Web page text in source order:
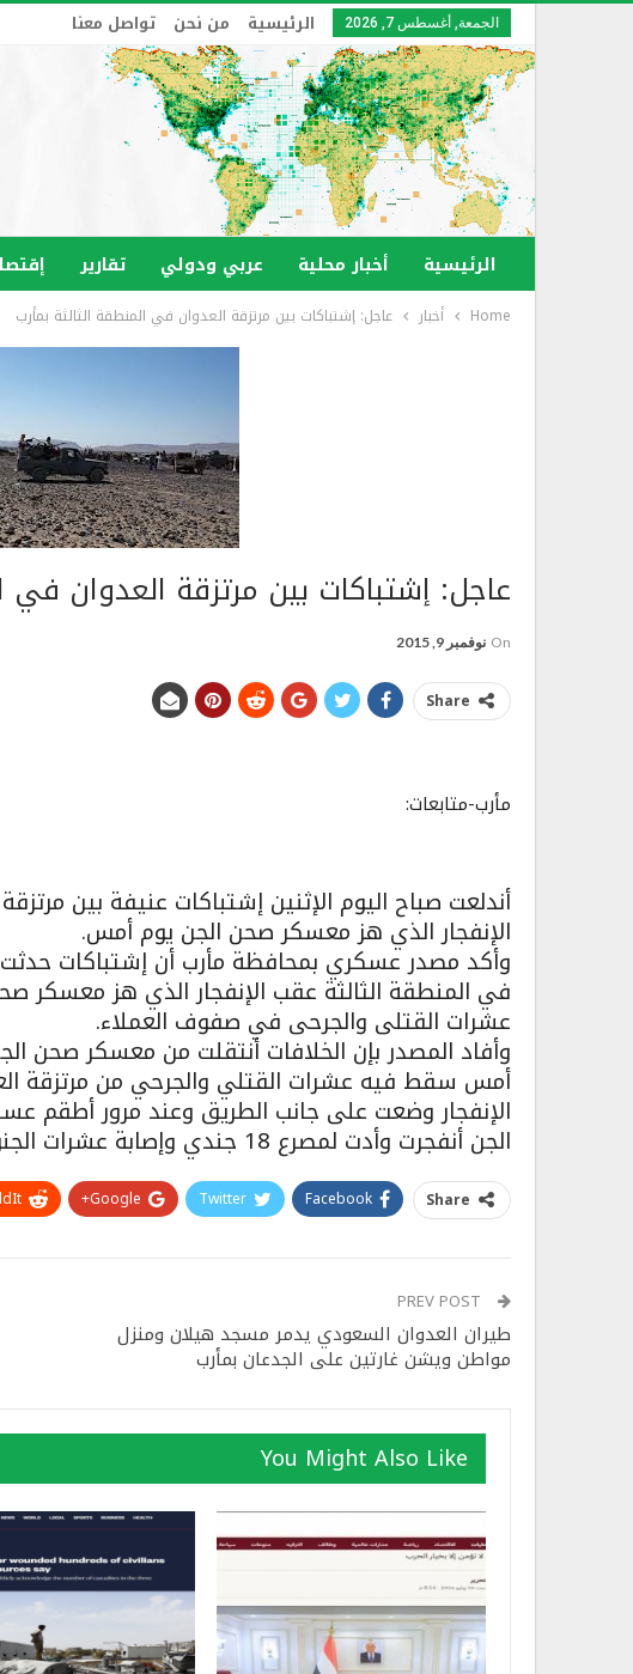
الجمعة, أغسطس 7, 2026 الرئيسية من نحن تواصل معنا
الرئيسية أخبار محلية عربي ودولي تقارير
Home أخبار عاجل: إشتباكات بين مرتزقة العدوان في المنطقة الثالثة بمأرب
عاجل: إشتباكات بين مرتزقة العدوان في
On نوفمبر 9, 2015
Share
مأرب-متابعات:
أندلعت صباح اليوم الإثنين إشتباكات عنيفة بين
الإنفجار الذي هز معسكر صحن الجن يوم أمس.
وأكد مصدر عسكري بمحافظة مأرب أن إشتباكات حدثت
في المنطقة الثالثة عقب الإنفجار الذي هز
عشرات القتلى والجرحى في صفوف العملاء.
وأفاد المصدر بإن الخلافات أنتقلت من معسكر صحن
أمس سقط فيه عشرات القتلي والجرحي من مرتزقة
الإنفجار وضعت على جانب الطريق وعند مرور أطقم
الجن أنفجرت وأدت لمصرع 18 جندي وإصابة عشرات الجنود معظمهم حالاتهم حرجة .
Share
Facebook
Twitter
Google+
طيران العدوان السعودي يدمر مسجد هيلان ومنزل
مواطن ويشن غارتين على الجدعان بمأرب
You Might Also Like